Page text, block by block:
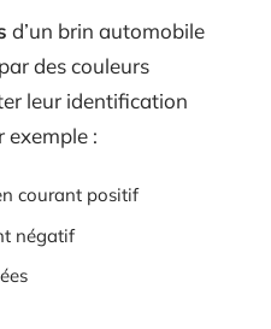
d’un brin automobile
des couleurs
leur identification
exemple :
courant positif
négatif